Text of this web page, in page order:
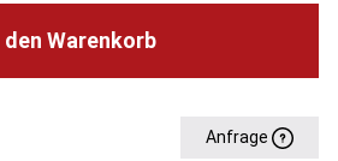
den Warenkorb
Anfrage